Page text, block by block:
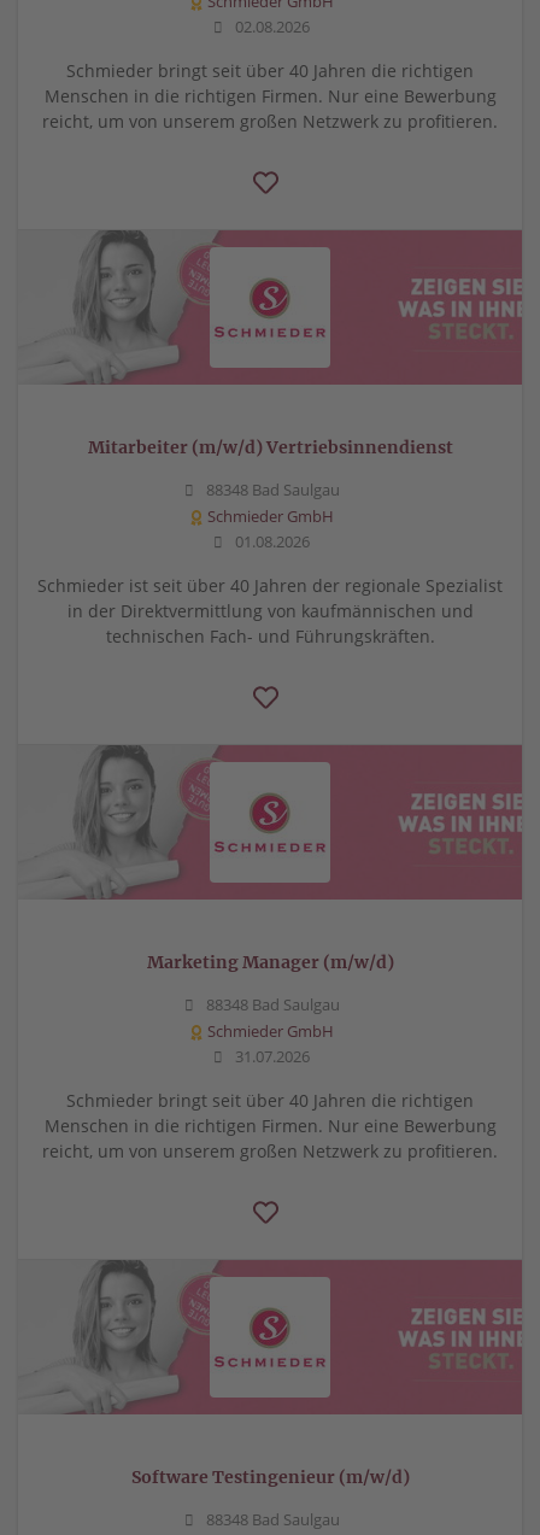
02.08.2026
Schmieder bringt seit über 40 Jahren die richtigen
Menschen in die richtigen Firmen. Nur eine Bewerbung
reicht, um von unserem großen Netzwerk zu profitieren.
Mitarbeiter (m/w/d) Vertriebsinnendienst
88348 Bad Saulgau
Schmieder GmbH
01.08.2026
Schmieder ist seit über 40 Jahren der regionale Spezialist
in der Direktvermittlung von kaufmännischen und
technischen Fach- und Führungskräften.
Marketing Manager (m/w/d)
88348 Bad Saulgau
Schmieder GmbH
31.07.2026
Schmieder bringt seit über 40 Jahren die richtigen
Menschen in die richtigen Firmen. Nur eine Bewerbung
reicht, um von unserem großen Netzwerk zu profitieren.
Software Testingenieur (m/w/d)
88348 Bad Saulgau